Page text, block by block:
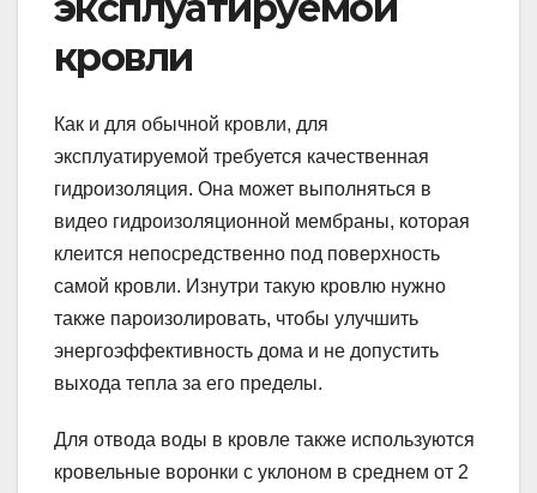
кровли
Как и для обычной кровли, для
эксплуатируемой требуется качественная
гидроизоляция. Она может выполняться в
видео гидроизоляционной мембраны, которая
клеится непосредственно под поверхность
самой кровли. Изнутри такую кровлю нужно
также пароизолировать, чтобы улучшить
энергоэффективность дома и не допустить
выхода тепла за его пределы.
Для отвода воды в кровле также используются
кровельные воронки с уклоном в среднем от 2